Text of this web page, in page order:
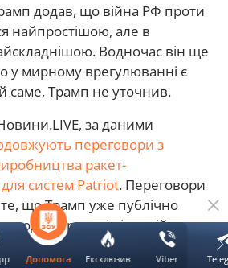
додав, що війна РФ проти
найпростішою, але в
Водночас він ще
у мирному врегулюванні є
саме, Трамп не уточнив.
за даними
переговори з
ракет-
систем Patriot. Переговори
що Трамп уже публічно
щодо передачі ліцензій на
Допомога Ексклюзив Viber